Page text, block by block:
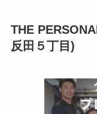
THE
反田５丁目)